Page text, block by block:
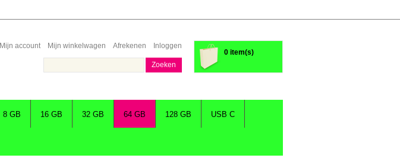
0 item(s)
Inloggen
Mijn account Mijn winkelwagen Afrekenen
Zoeken
8 GB 16 GB 32 GB 64 GB 128 GB USB C